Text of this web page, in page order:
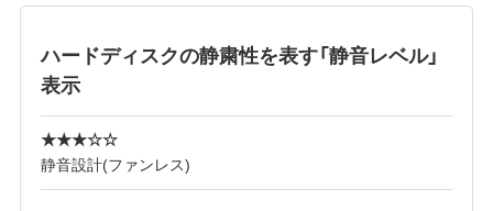
ハードディスクの静粛性を表す「静音レベル」
表示
★★★☆☆
静音設計(ファンレス)